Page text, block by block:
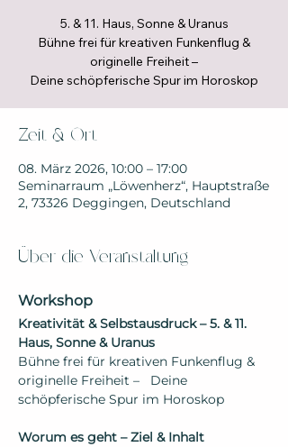
5. & 11. Haus, Sonne & Uranus
Bühne frei für kreativen Funkenflug &
originelle Freiheit –
Zeit & Ort
08. März 2026, 10:00 – 17:00
Seminarraum „Löwenherz“, Hauptstraße
2, 73326 Deggingen, Deutschland
Über die Veranstaltung
Workshop
Kreativität & Selbstausdruck – 5. & 11.
Haus, Sonne & Uranus
Bühne frei für kreativen Funkenflug &
originelle Freiheit –   Deine
schöpferische Spur im Horoskop
Worum es geht – Ziel & Inhalt